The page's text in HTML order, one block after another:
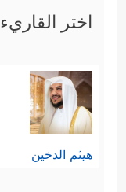
اختر القاريء
هيثم الدخين